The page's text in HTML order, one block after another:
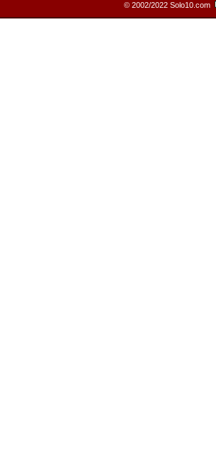
© 2002/2022 Solo10.com